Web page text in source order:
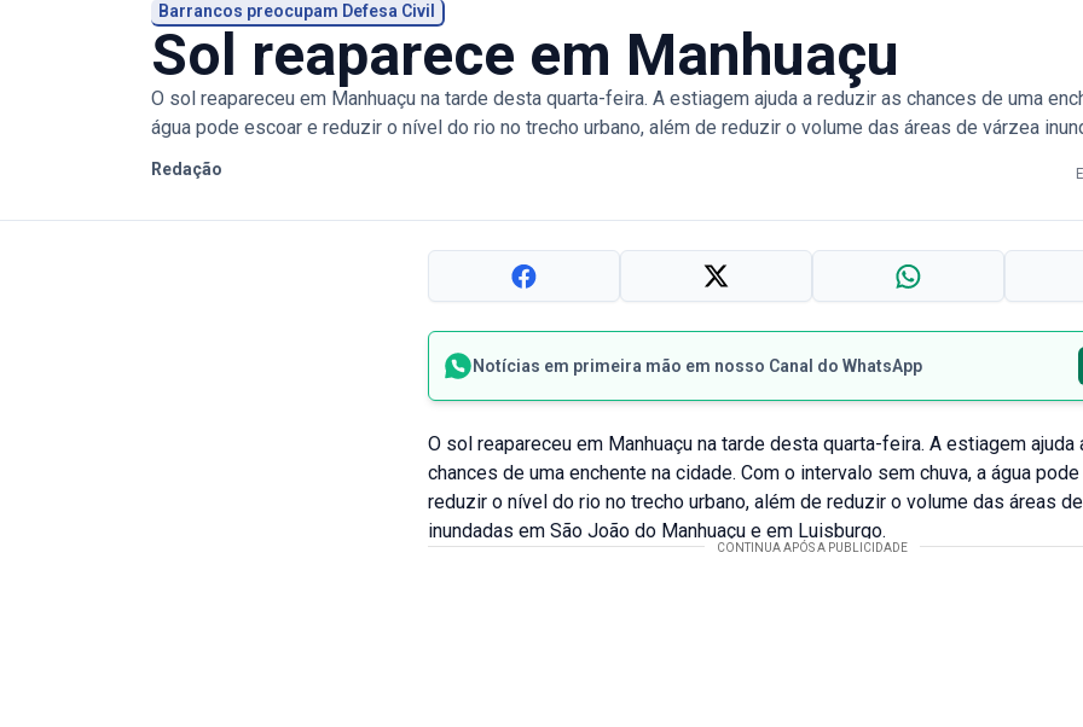
Barrancos preocupam Defesa Civil
Sol reaparece em Manhuaçu
O sol reapareceu em Manhuaçu na tarde desta quarta-feira. A estiagem ajuda a reduzir as chances de uma
água pode escoar e reduzir o nível do rio no trecho urbano, além de reduzir o volume das áreas de várzea
Redação
Notícias em primeira mão em nosso Canal do WhatsApp
O sol reapareceu em Manhuaçu na tarde desta quarta-feira. A estiagem ajuda
chances de uma enchente na cidade. Com o intervalo sem chuva, a água
reduzir o nível do rio no trecho urbano, além de reduzir o volume das áreas
inundadas em São João do Manhuaçu e em Luisburgo.